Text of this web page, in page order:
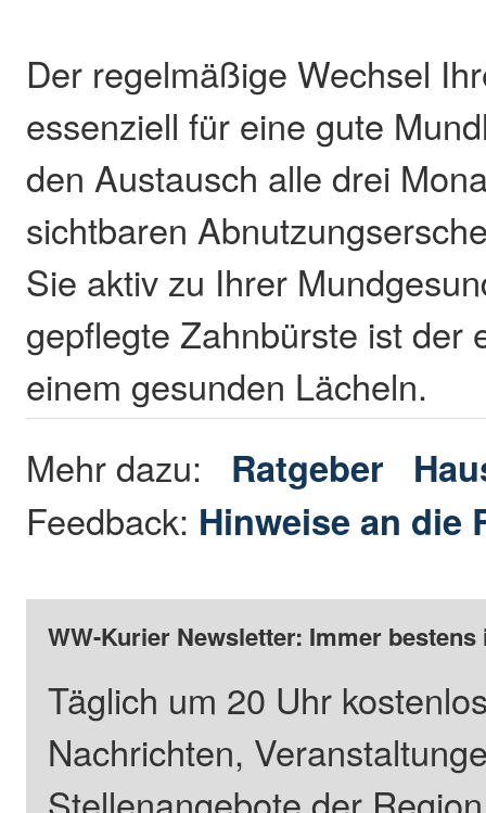
Der regelmäßige Wechsel
essenziell für eine gute
den Austausch alle drei
sichtbaren
Sie aktiv zu Ihrer
gepflegte Zahnbürste ist der
einem gesunden Lächeln.
Mehr dazu: Ratgeber
Feedback: Hinweise an die
WW-Kurier Newsletter: Immer
Täglich um 20 Uhr
Nachrichten,
Stellenangebote der